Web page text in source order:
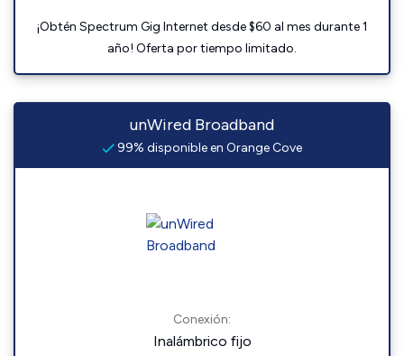
¡Obtén Spectrum Gig Internet desde $60 al mes durante 1
año! Oferta por tiempo limitado.
unWired Broadband
99% disponible en Orange Cove
Conexión:
Inalámbrico fijo